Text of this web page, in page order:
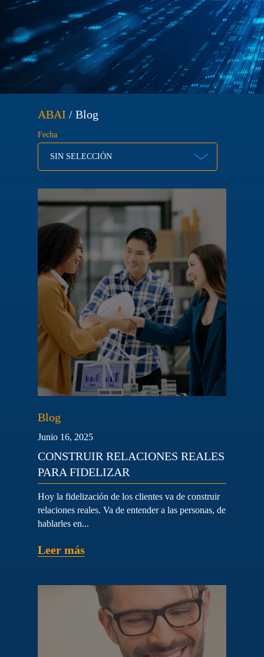
ABAI / Blog
Fecha
SIN SELECCIÓN
Blog
Junio 16, 2025
CONSTRUIR RELACIONES REALES
PARA FIDELIZAR
Hoy la fidelización de los clientes va de construir
relaciones reales. Va de entender a las personas, de
hablarles en...
Leer más